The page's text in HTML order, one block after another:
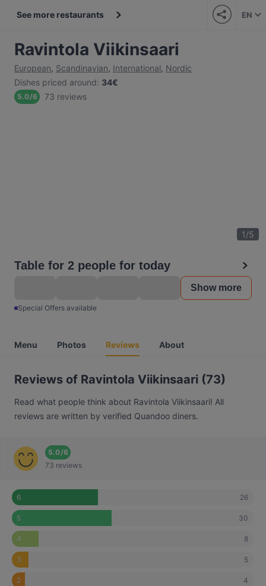
See more restaurants EN
Ravintola Viikinsaari
European, Scandinavian, International, Nordic
Dishes priced around: 34€
5.0/6 73 reviews
1/5
Table for 2 people for today
Show more
Special Offers available
Menu Photos Reviews About
Reviews of Ravintola Viikinsaari (73)
Read what people think about Ravintola Viikinsaari! All
reviews are written by verified Quandoo diners.
5.0/6
73 reviews
6 26
5 30
4 8
3 5
2 4